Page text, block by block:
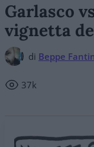
Garlasco
vignetta
di Beppe Fantin
37k